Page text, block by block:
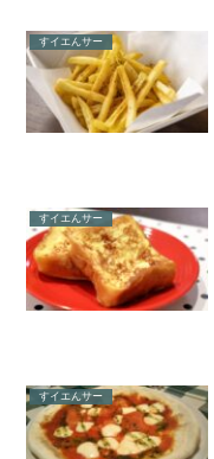
すイエんサー
すイエんサー
すイエんサー